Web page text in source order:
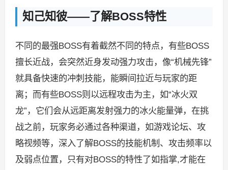
知己知彼——了解BOSS特性
不同的最强BOSS有着截然不同的特点，有些BOSS
擅长近战，会突然近身发动强力攻击，像“机械先锋”
就具备快速的冲刺技能，能瞬间拉近与玩家的距
离；而有些BOSS则以远程攻击为主，如“冰火双
龙”，它们会从远距离发射强力的冰火能量弹，在挑
战之前，玩家务必通过各种渠道，如游戏论坛、攻
略视频等，深入了解BOSS的技能机制、攻击频率以
及弱点位置，只有对BOSS的特性了如指掌,才能在